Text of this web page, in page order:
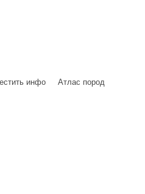
инфо Атлас пород